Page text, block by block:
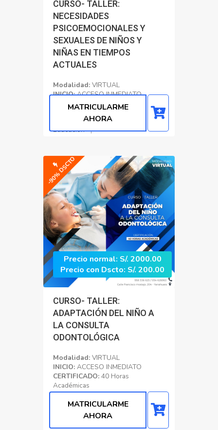
CURSO- TALLER:
NECESIDADES
PSICOEMOCIONALES Y
SEXUALES DE NIÑOS Y
NIÑAS EN TIEMPOS
ACTUALES
Modalidad: VIRTUAL
INICIO:ACCESO INMEDIATO
CERTIFICADO: 80 Horas
Académicas
Educacion
MATRICULARME
AHORA
-90% DSCTO
Precio normal: S/. 2000.00
Precio con Dscto: S/. 200.00
CURSO- TALLER:
ADAPTACIÓN DEL NIÑO A
LA CONSULTA
ODONTOLÓGICA
Modalidad: VIRTUAL
INICIO: ACCESO INMEDIATO
CERTIFICADO: 40 Horas
Académicas
Educacion
MATRICULARME
AHORA